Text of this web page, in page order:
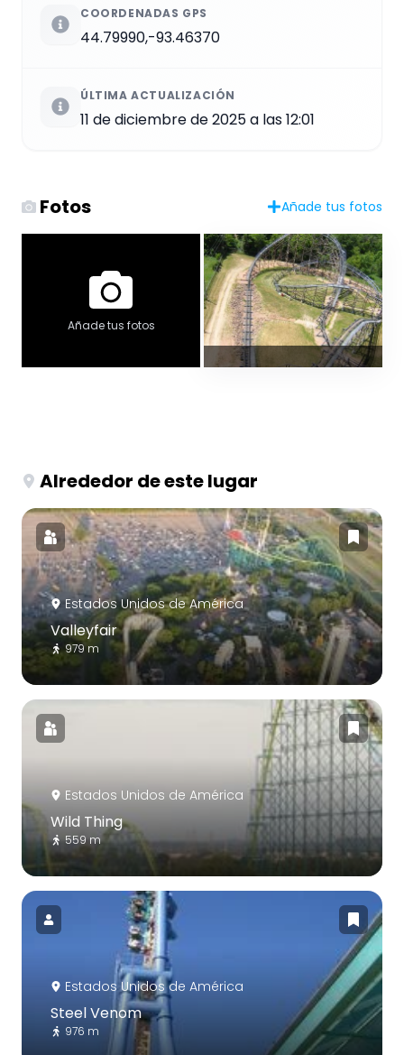
COORDENADAS GPS
44.79990,-93.46370
ÚLTIMA ACTUALIZACIÓN
11 de diciembre de 2025 a las 12:01
Fotos Añade tus fotos
Añade tus fotos
Alrededor de este lugar
Estados Unidos de América
Valleyfair
979 m
Estados Unidos de América
Wild Thing
559 m
Estados Unidos de América
Steel Venom
976 m